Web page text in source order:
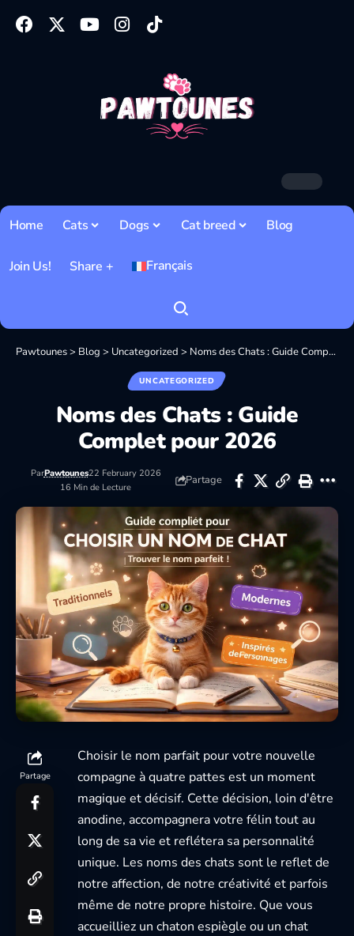
Home Cats Dogs Cat breed Blog
Join Us! Share + Français
Pawtounes> Blog > Uncategorized > Noms des Chats : Guide Complet pour 2026
UNCATEGORIZED
Noms des Chats : Guide
Complet pour 2026
ParPawtounes22 February 2026
16 Min de Lecture
Partage
Partage
Choisir le nom parfait pour votre nouvelle
compagne à quatre pattes est un moment
magique et décisif. Cette décision, loin d'être
anodine, accompagnera votre félin tout au
long de sa vie et reflétera sa personnalité
unique. Les noms des chats sont le reflet de
notre affection, de notre créativité et parfois
même de notre propre histoire. Que vous
accueilliez un chaton espiègle ou un chat